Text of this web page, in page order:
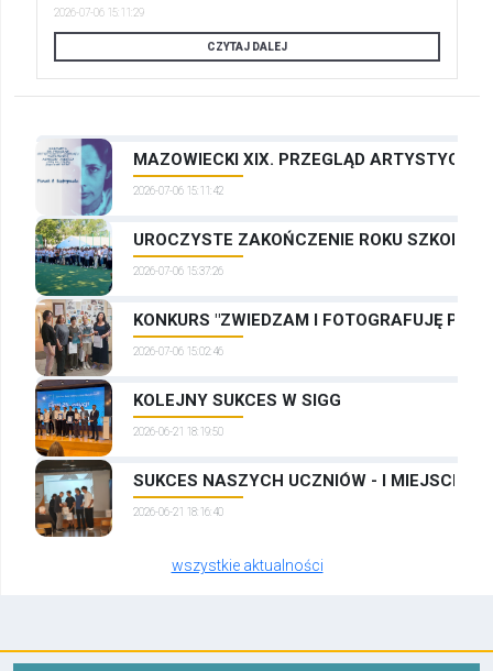
2026-07-06 15:11:29
CZYTAJ DALEJ
MAZOWIECKI XIX. PRZEGLĄD
2026-07-06 15:11:42
UROCZYSTE ZAKOŃCZENIE ROKU
2026-07-06 15:37:26
KONKURS "ZWIEDZAM I FOTOGRAFUJĘ
2026-07-06 15:02:46
KOLEJNY SUKCES W SIGG
2026-06-21 18:19:50
SUKCES NASZYCH UCZNIÓW - I MIEJSCE W
2026-06-21 18:16:40
wszystkie aktualności